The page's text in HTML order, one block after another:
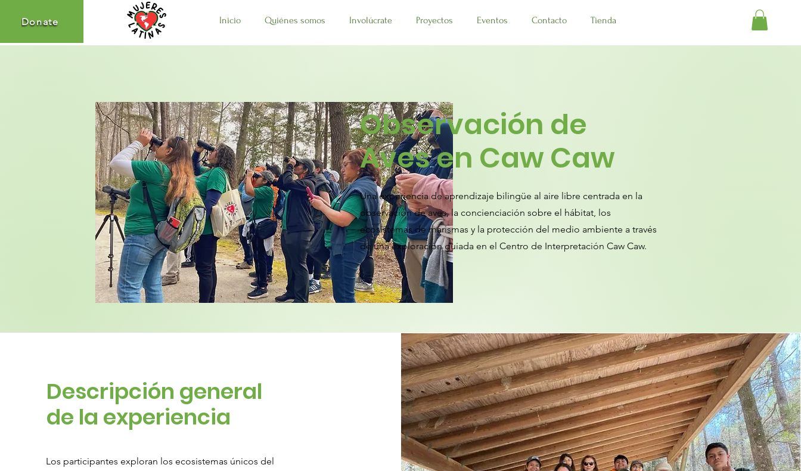
Donate
Donate Inicio Quiénes somos Involúcrate Proyectos Eventos Contacto Tienda
Observación de
Aves en Caw Caw
Una experiencia de aprendizaje bilingüe al aire libre centrada en la
observación de aves, la concienciación sobre el hábitat, los
ecosistemas de marismas y la protección del medio ambiente a través
de una exploración guiada en el Centro de Interpretación Caw Caw.
Descripción general
de la experiencia
Los participantes exploran los ecosistemas únicos del